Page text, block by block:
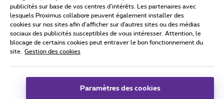
Tous droits réservés. © 2026 Proximus
Conditions générales, info consommateur
Coordonnées de l’entreprise
publicités sur base de vos centres d’intérêts. Les partenaires avec
lesquels Proximus collabore peuvent également installer des
cookies sur nos sites afin d’afficher sur d'autres sites ou des médias
sociaux des publicités susceptibles de vous intéresser. Attention, le
blocage de certains cookies peut entraver le bon fonctionnement du
site.
Gestion des cookies
Paramètres des cookies